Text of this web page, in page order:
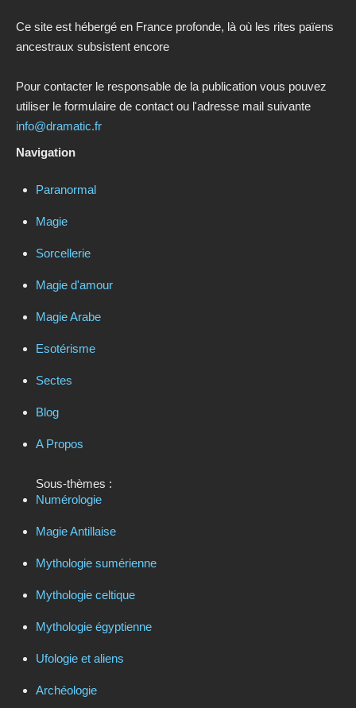
Ce site est hébergé en France profonde, là où les rites païens
ancestraux subsistent encore
Pour contacter le responsable de la publication vous pouvez
utiliser le formulaire de contact ou l'adresse mail suivante
info@dramatic.fr
Navigation
Paranormal
Magie
Sorcellerie
Magie d'amour
Magie Arabe
Esotérisme
Sectes
Blog
A Propos
Sous-thèmes :
Numérologie
Magie Antillaise
Mythologie sumérienne
Mythologie celtique
Mythologie égyptienne
Ufologie et aliens
Archéologie